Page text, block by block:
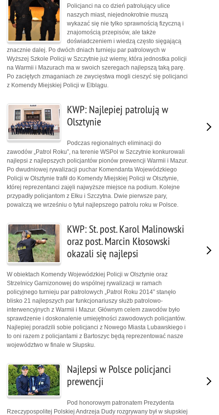
Policjanci na co dzień patrolujący ulice
naszych miast, niejednokrotnie muszą
wykazać się nie tylko sprawnością fizyczną i
znajomością przepisów, ale także
doświadczeniem i wiedzą często sięgającą
znacznie dalej. Po dwóch dniach turnieju par patrolowych w
Wyższej Szkole Policji w Szczytnie już wiemy, która jednostka policji
na Warmii i Mazurach ma w swoich szeregach najlepszą taką parę.
Po zaciętych zmaganiach ze zwycięstwa mogli cieszyć się policjanci
z Komendy Miejskiej Policji w Elblągu.
KWP: Najlepiej patrolują w
Olsztynie
Podczas regionalnych eliminacji do
zawodów „Patrol Roku”, na terenie WSPol w Szczytnie konkurowali
najlepsi z najlepszych policjantów pionów prewencji Warmii i Mazur.
Po dwudniowej rywalizacji puchar Komendanta Wojewódzkiego
Policji w Olsztynie trafił do Komendy Miejskiej Policji w Olsztynie,
której reprezentanci zajęli najwyższe miejsce na podium. Kolejne
przypadły policjantom z Ełku i Szczytna. Dwie pierwsze pary,
powalczą we wrześniu o tytuł najlepszego patrolu roku w Polsce.
KWP: St. post. Karol Malinowski
oraz post. Marcin Kłosowski
okazali się najlepsi
W obiektach Komendy Wojewódzkiej Policji w Olsztynie oraz
Strzelnicy Garnizonowej do wspólnej rywalizacji w ramach
policyjnego turnieju par patrolowych „Patrol Roku 2014” stanęło
blisko 21 najlepszych par funkcjonariuszy służb patrolowo-
interwencyjnych z Warmii i Mazur. Głównym celem zawodów było
sprawdzenie i doskonalenie umiejętności zawodowych policjantów.
Najlepiej poradzili sobie policjanci z Nowego Miasta Lubawskiego i
to oni razem z policjantami z Bartoszyc będą reprezentować nasze
województwo w finale w Słupsku.
Najlepsi w Polsce policjanci
prewencji
Pod honorowym patronatem Prezydenta
Rzeczypospolitej Polskiej Andrzeja Dudy rozgrywany był w słupskiej